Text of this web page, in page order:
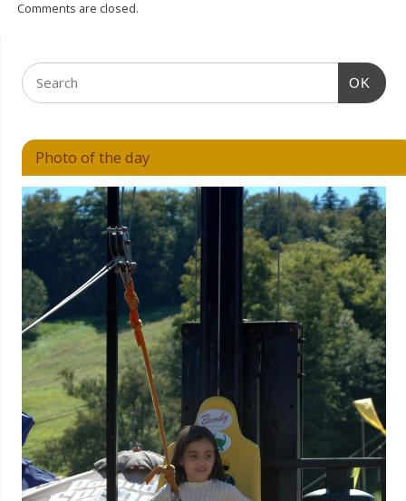
Comments are closed.
OK
Photo of the day